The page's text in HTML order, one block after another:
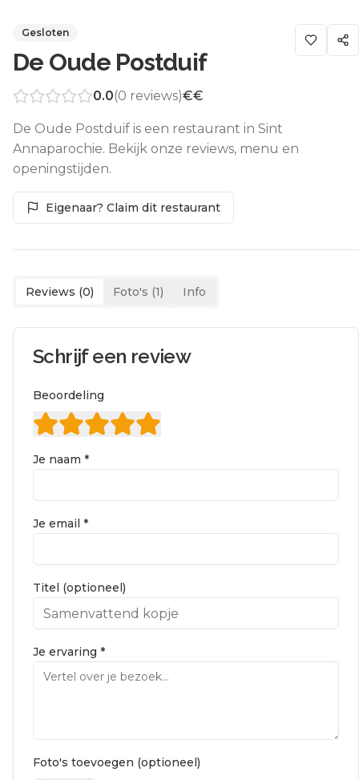
Gesloten
De Oude Postduif
0.0(0 reviews)€€
De Oude Postduif is een restaurant in Sint
Annaparochie. Bekijk onze reviews, menu en
openingstijden.
Eigenaar? Claim dit restaurant
Reviews (0) Foto's (1) Info
Schrijf een review
Beoordeling
Je naam *
Je email *
Titel (optioneel)
Je ervaring *
Foto's toevoegen (optioneel)